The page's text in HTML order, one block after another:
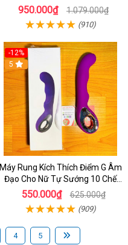
Cực Phê Cho Nữ
950.000₫ 1.079.000₫
(910)
-12%
5
Máy Rung Kích Thích Điểm G Âm
Đạo Cho Nữ Tự Sướng 10 Chế
Độ Rung
550.000₫ 625.000₫
(909)
4 5